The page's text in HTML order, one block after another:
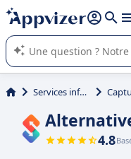
répondre (plusieurs lignes
L'IA de Appvizer vous
logiciel SaaS en entreprise.
Services informatiques
4.8